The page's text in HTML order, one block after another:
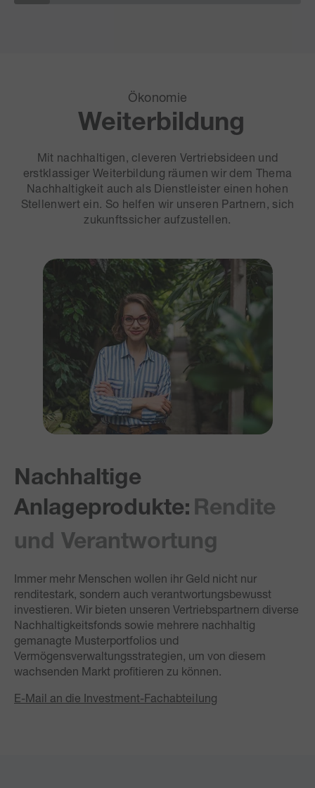
Ökonomie
Weiterbildung
Mit nachhaltigen, cleveren Vertriebsideen und
erstklassiger Weiterbildung räumen wir dem Thema
Nachhaltigkeit auch als Dienstleister einen hohen
Stellenwert ein. So helfen wir unseren Partnern, sich
zukunftssicher aufzustellen.
Nachhaltige
Anlageprodukte: Rendite
und Verantwortung
Immer mehr Menschen wollen ihr Geld nicht nur
renditestark, sondern auch verantwortungsbewusst
investieren. Wir bieten unseren Vertriebspartnern diverse
Nachhaltigkeitsfonds sowie mehrere nachhaltig
gemanagte Musterportfolios und
Vermögensverwaltungsstrategien, um von diesem
wachsenden Markt profitieren zu können.
E-Mail an die Investment-Fachabteilung